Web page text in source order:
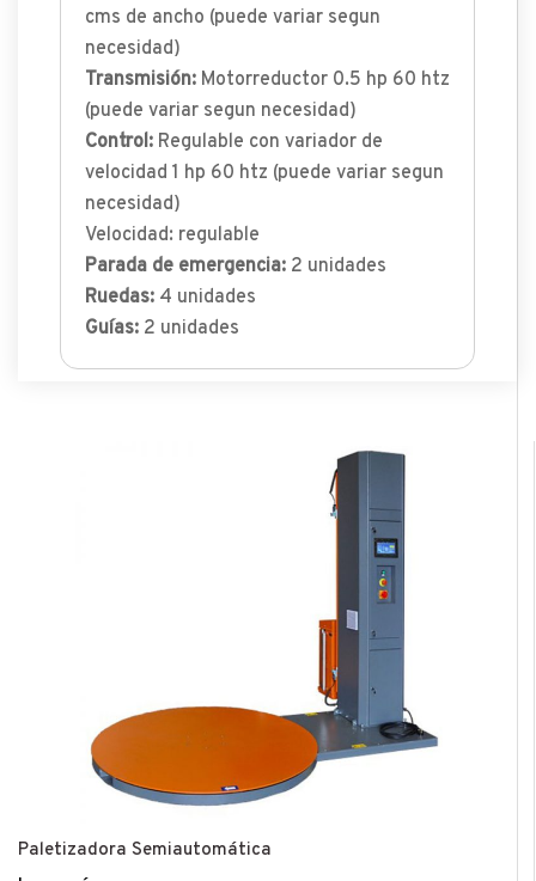
cms de ancho (puede variar segun
necesidad)
Transmisión: Motorreductor 0.5 hp 60 htz
(puede variar segun necesidad)
Control: Regulable con variador de
velocidad 1 hp 60 htz (puede variar segun
necesidad)
Velocidad: regulable
Parada de emergencia: 2 unidades
Ruedas: 4 unidades
Guías: 2 unidades
Paletizadora Semiautomática